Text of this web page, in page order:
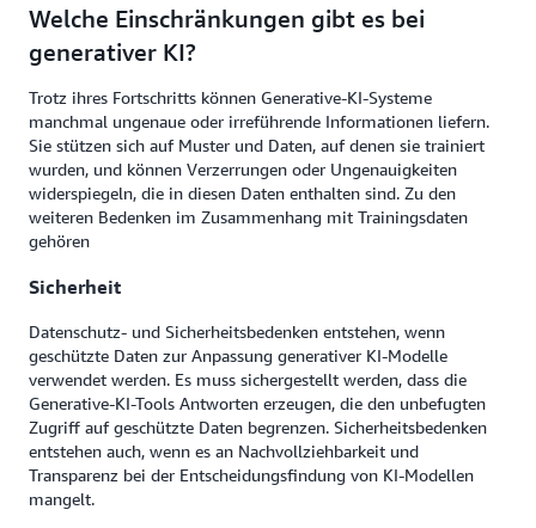
Welche Einschränkungen gibt es bei
generativer KI?
Trotz ihres Fortschritts können Generative-KI-Systeme
manchmal ungenaue oder irreführende Informationen liefern.
Sie stützen sich auf Muster und Daten, auf denen sie trainiert
wurden, und können Verzerrungen oder Ungenauigkeiten
widerspiegeln, die in diesen Daten enthalten sind. Zu den
weiteren Bedenken im Zusammenhang mit Trainingsdaten
gehören
Sicherheit
Datenschutz- und Sicherheitsbedenken entstehen, wenn
geschützte Daten zur Anpassung generativer KI-Modelle
verwendet werden. Es muss sichergestellt werden, dass die
Generative-KI-Tools Antworten erzeugen, die den unbefugten
Zugriff auf geschützte Daten begrenzen. Sicherheitsbedenken
entstehen auch, wenn es an Nachvollziehbarkeit und
Transparenz bei der Entscheidungsfindung von KI-Modellen
mangelt.